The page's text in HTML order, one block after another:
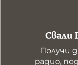
Свали
Получи
радио,